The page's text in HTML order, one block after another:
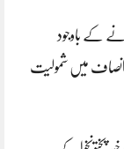
کے باوجود
میں شمولیت